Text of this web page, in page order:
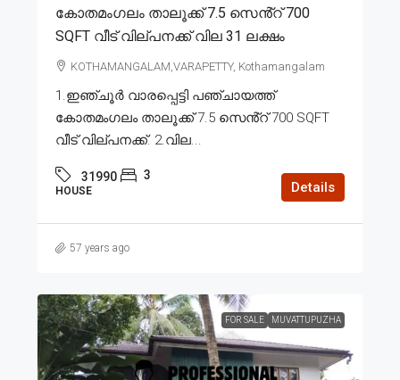
കോതമംഗലം താലൂക്ക് 7.5 സെൻ്റ് 700
SQFT വീട് വില്പനക്ക് വില 31 ലക്ഷം
KOTHAMANGALAM,VARAPETTY, Kothamangalam
1.ഇഞ്ചൂർ വാരപ്പെട്ടി പഞ്ചായത്ത്
കോതമംഗലം താലൂക്ക് 7.5 സെൻ്റ് 700 SQFT
വീട് വില്പനക്ക്. 2.വില...
31990 3
HOUSE Details
57 years ago
FOR SALE MUVATTUPUZHA